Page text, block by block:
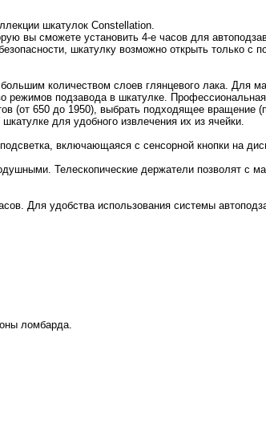
шкатулок Constellation.
вы сможете установить 4-е часов для
шкатулку возможно открыть только с
количеством слоев глянцевого лака. Для
режимов подзавода в шкатулке.
(от 650 до 1950), выбрать подходящее
для удобного извлечения их из ячейки.
включающаяся с сенсорной кнопки на
Телескопические держатели позволят
Для удобства использования системы
ломбарда.